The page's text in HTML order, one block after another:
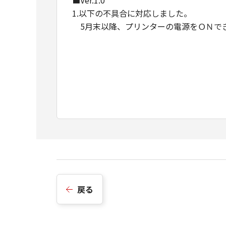
1.以下の不具合に対応しました。
5月末以降、プリンターの電源をＯＮで
戻る